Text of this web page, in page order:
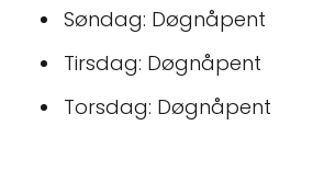
Søndag: Døgnåpent
Tirsdag: Døgnåpent
Torsdag: Døgnåpent